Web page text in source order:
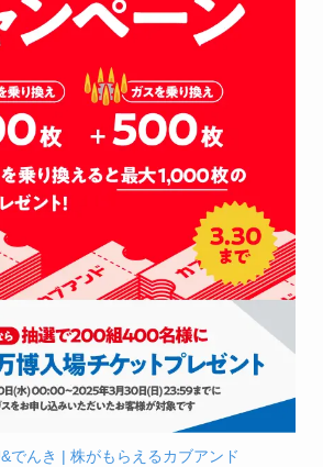
でんき | 株がもらえるカブアンド